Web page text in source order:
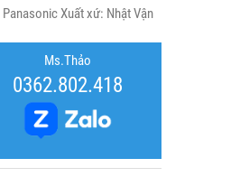
Xuất xứ: Nhật Vận
Ms.Thảo
0362.802.418